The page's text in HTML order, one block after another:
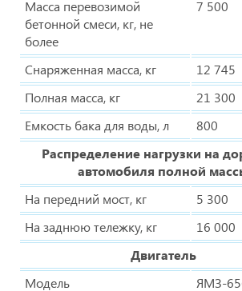
Масса перевозимой
бетонной смеси, кг, не
более
7 500
Снаряженная масса, кг
12 745
Полная масса, кг
21 300
Емкость бака для воды, л
800
Распределение нагрузки на
автомобиля полной
На передний мост, кг
5 300
На заднюю тележку, кг
16 000
Двигатель
Модель
ЯМЗ-